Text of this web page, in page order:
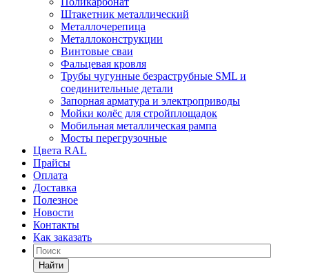
Штакетник металлический
Металлочерепица
Металлоконструкции
Винтовые сваи
Фальцевая кровля
Трубы чугунные безраструбные SML и
соединительные детали
Запорная арматура и электроприводы
Мойки колёс для стройплощадок
Мобильная металлическая рампа
Мосты перегрузочные
Цвета RAL
Прайсы
Оплата
Доставка
Полезное
Новости
Контакты
Как заказать
Найти